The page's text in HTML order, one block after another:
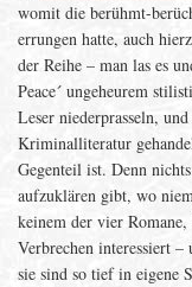
womit die berühmt-
errungen hatte, auch
der Reihe – man las es
Peace´ ungeheurem
Leser niederprasseln,
Kriminalliteratur
Gegenteil ist. Denn
aufzuklären gibt, wo
keinem der vier
Verbrechen interessiert
sie sind so tief in eigene